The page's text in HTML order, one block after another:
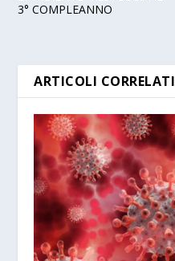
3° COMPLEANNO
ARTICOLI CORRELATI